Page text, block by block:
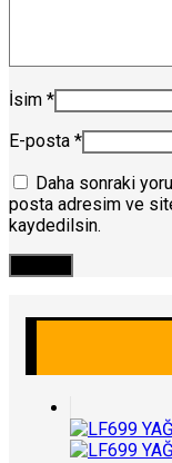
İsim *
E-posta *
Daha sonraki
posta adresim ve
kaydedilsin.